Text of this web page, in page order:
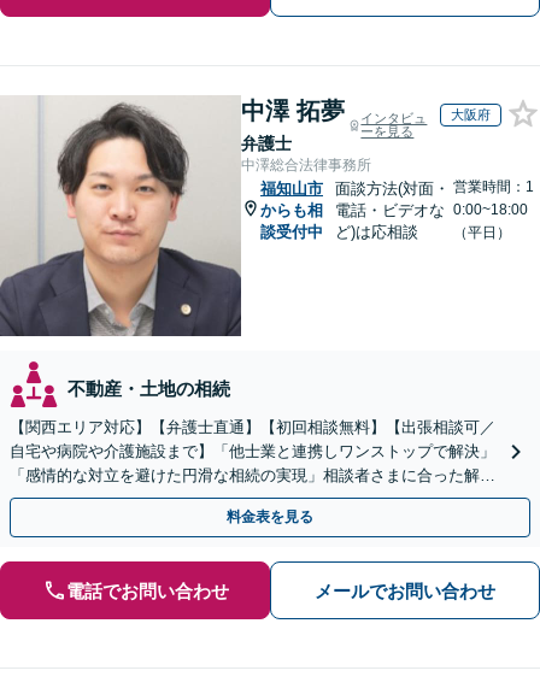
中澤 拓夢
弁護士
インタビュ
ーを見る
大阪府
中澤総合法律事務所
福知山市
からも相
談受付中
面談方法(対面・
電話・ビデオな
ど)は応相談
営業時間：1
0:00~18:00
（平日）
不動産・土地の相続
【関西エリア対応】【弁護士直通】【初回相談無料】【出張相談可／
自宅や病院や介護施設まで】「他士業と連携しワンストップで解決」
「感情的な対立を避けた円滑な相続の実現」相談者さまに合った解決
のプランをご提案
料金表を見る
電話でお問い合わせ メールでお問い合わせ